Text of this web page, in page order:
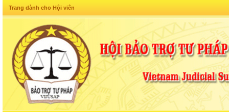
Trang dành cho Hội viên